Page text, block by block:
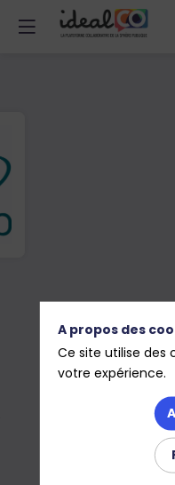
A propos des
Ce site utilise des
votre expérience.